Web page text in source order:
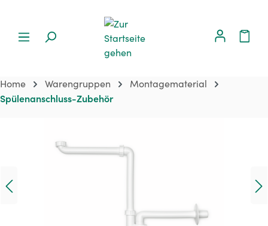
Home Warengruppen Montagematerial
Spülenanschluss-Zubehör